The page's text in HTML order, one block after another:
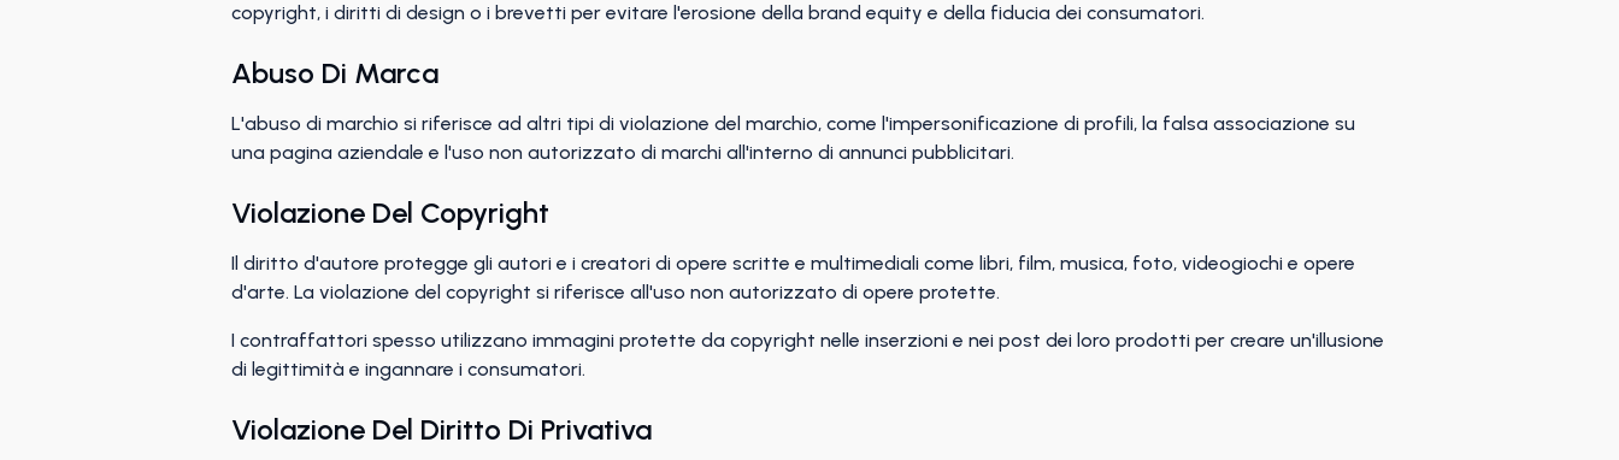
copyright, i diritti di design o i brevetti per evitare l'erosione della brand equity e della fiducia dei consumatori.
Abuso Di Marca
L'abuso di marchio si riferisce ad altri tipi di violazione del marchio, come l'impersonificazione di profili, la falsa associazione su
una pagina aziendale e l'uso non autorizzato di marchi all'interno di annunci pubblicitari.
Violazione Del Copyright
Il diritto d'autore protegge gli autori e i creatori di opere scritte e multimediali come libri, film, musica, foto, videogiochi e opere
d'arte. La violazione del copyright si riferisce all'uso non autorizzato di opere protette.
I contraffattori spesso utilizzano immagini protette da copyright nelle inserzioni e nei post dei loro prodotti per creare un'illusione
di legittimità e ingannare i consumatori.
Violazione Del Diritto Di Privativa